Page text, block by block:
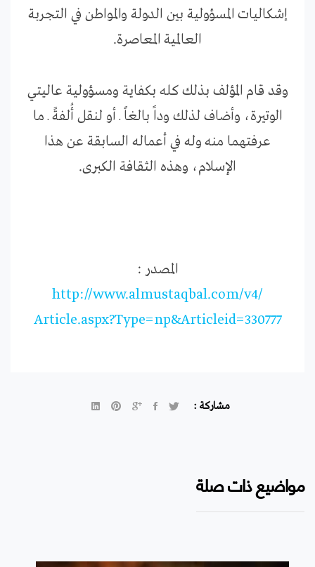
إشكاليات المسؤولية بين الدولة والمواطن في التجربة
العالمية المعاصرة.
وقد قام المؤلف بذلك كله بكفاية ومسؤولية عاليتي
الوتيرة، وأضاف لذلك وداً بالغاً ـ أو لنقل أُلفةً ـ ما
عرفتهما منه وله في أعماله السابقة عن هذا
الإسلام، وهذه الثقافة الكبرى.
المصدر :
http://www.almustaqbal.com/v4/
Article.aspx?Type=np&Articleid=330777
مشاركة :
مواضيع ذات صلة